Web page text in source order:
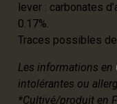
lever : carbonates
0.17%.
Traces possibles de
Les informations en
intolérantes ou
*Cultivé/produit en